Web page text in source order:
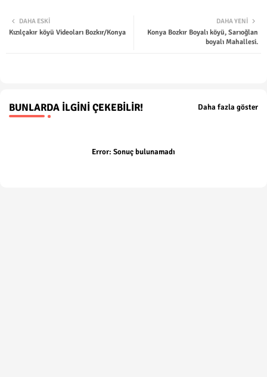
ter tsap
DAHA YENI
Konya Bozkır Boyalı köyü, Sarıoğlan
boyalı Mahallesi.
DAHA ESKI
Kızılçakır köyü Videoları Bozkır/Konya
BUNLARDA İLGINI ÇEKEBILIR! Daha fazla göster
Error: Sonuç bulunamadı